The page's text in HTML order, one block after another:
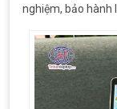
nghiệm, bảo hành